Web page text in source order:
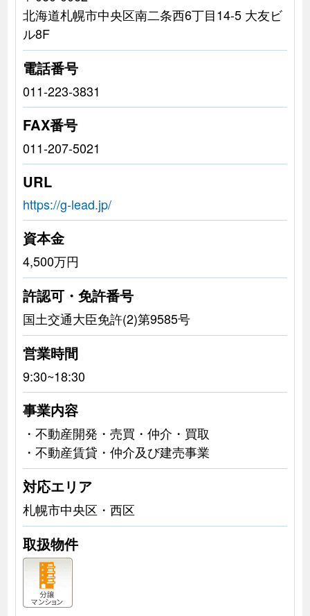
北海道札幌市中央区南二条西6丁目14-5 大友ビ
ル8F
電話番号
011-223-3831
FAX番号
011-207-5021
URL
https://g-lead.jp/
資本金
4,500万円
許認可・免許番号
国土交通大臣免許(2)第9585号
営業時間
9:30~18:30
事業内容
・不動産開発・売買・仲介・買取
・不動産賃貸・仲介及び建売事業
対応エリア
札幌市中央区・西区
取扱物件